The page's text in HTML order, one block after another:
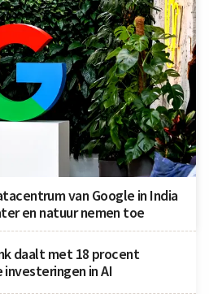
van Google in India
en natuur nemen toe
daalt met 18 procent
investeringen in AI